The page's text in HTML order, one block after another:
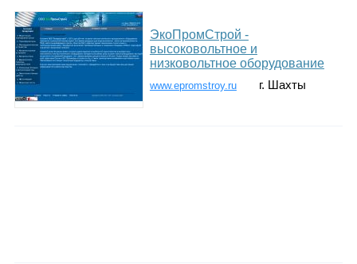
ЭкоПромСтрой -
высоковольтное и
низковольтное оборудование
www.epromstroy.ru г. Шахты